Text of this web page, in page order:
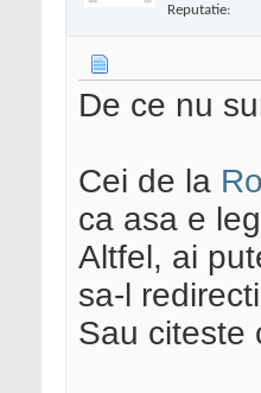
Reputatie:
De ce nu
Cei de la
ca asa e
Altfel, ai
sa-l
Sau citeste